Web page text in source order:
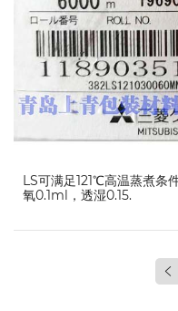
LS可满足121℃高温蒸煮条
氧0.1ml，透湿0.15.